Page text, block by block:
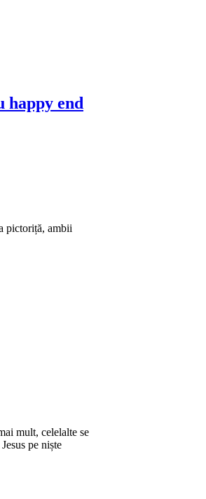
happy end
pictoriță, ambii
mult, celelalte se
pe niște